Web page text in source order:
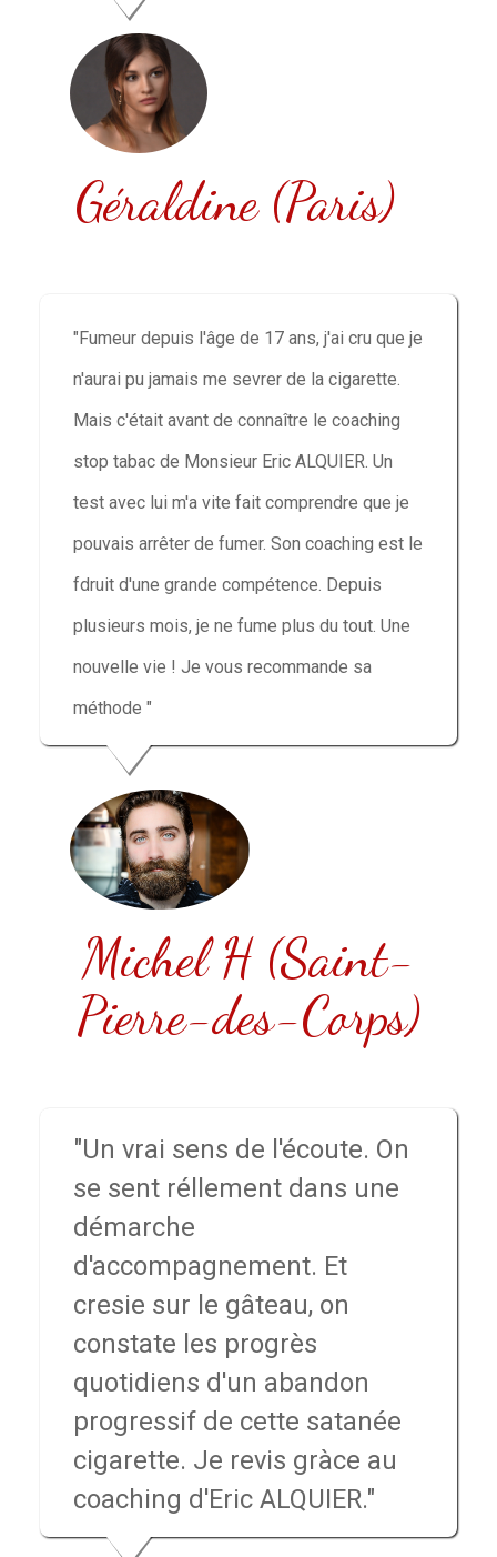
Géraldine (Paris)
"Fumeur depuis l'âge de 17 ans, j'ai cru que je
n'aurai pu jamais me sevrer de la cigarette.
Mais c'était avant de connaître le coaching
stop tabac de Monsieur Eric ALQUIER. Un
test avec lui m'a vite fait comprendre que je
pouvais arrêter de fumer. Son coaching est le
fdruit d'une grande compétence. Depuis
plusieurs mois, je ne fume plus du tout. Une
nouvelle vie ! Je vous recommande sa
méthode "
Michel H (Saint-
Pierre-des-Corps)
"Un vrai sens de l'écoute. On
se sent réllement dans une
démarche
d'accompagnement. Et
cresie sur le gâteau, on
constate les progrès
quotidiens d'un abandon
progressif de cette satanée
cigarette. Je revis gràce au
coaching d'Eric ALQUIER."